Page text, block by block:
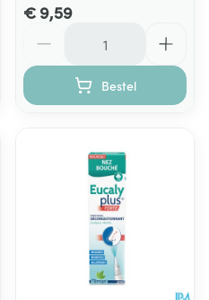
€ 9,59
Bestel